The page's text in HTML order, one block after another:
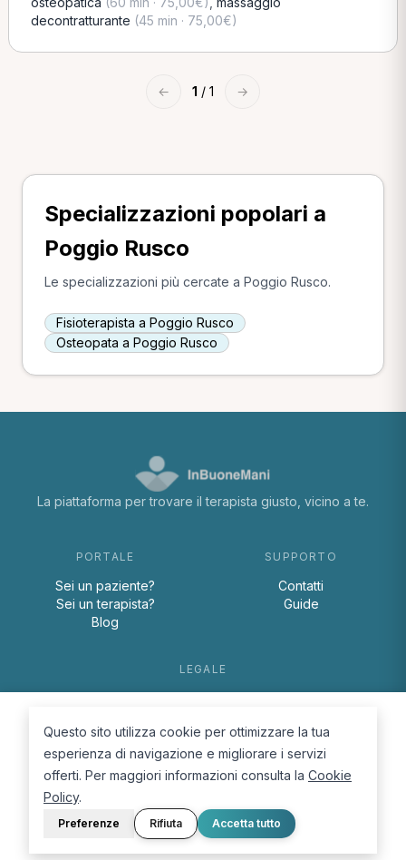
decontratturante (45 min · 75,00€)
← 1 / 1 →
Specializzazioni popolari a
Poggio Rusco
Le specializzazioni più cercate a Poggio Rusco.
Fisioterapista a Poggio Rusco
Osteopata a Poggio Rusco
La piattaforma per trovare il terapista giusto, vicino a te.
PORTALE
Sei un paziente?
Sei un terapista?
Blog
SUPPORTO
Contatti
Guide
LEGALE
Cookie Policy
© 2026 D.Lab S.r.l. — InBuoneMani
Questo sito utilizza cookie per ottimizzare la tua
esperienza di navigazione e migliorare i servizi
offerti. Per maggiori informazioni consulta la Cookie
Policy.
Preferenze Rifiuta Accetta tutto